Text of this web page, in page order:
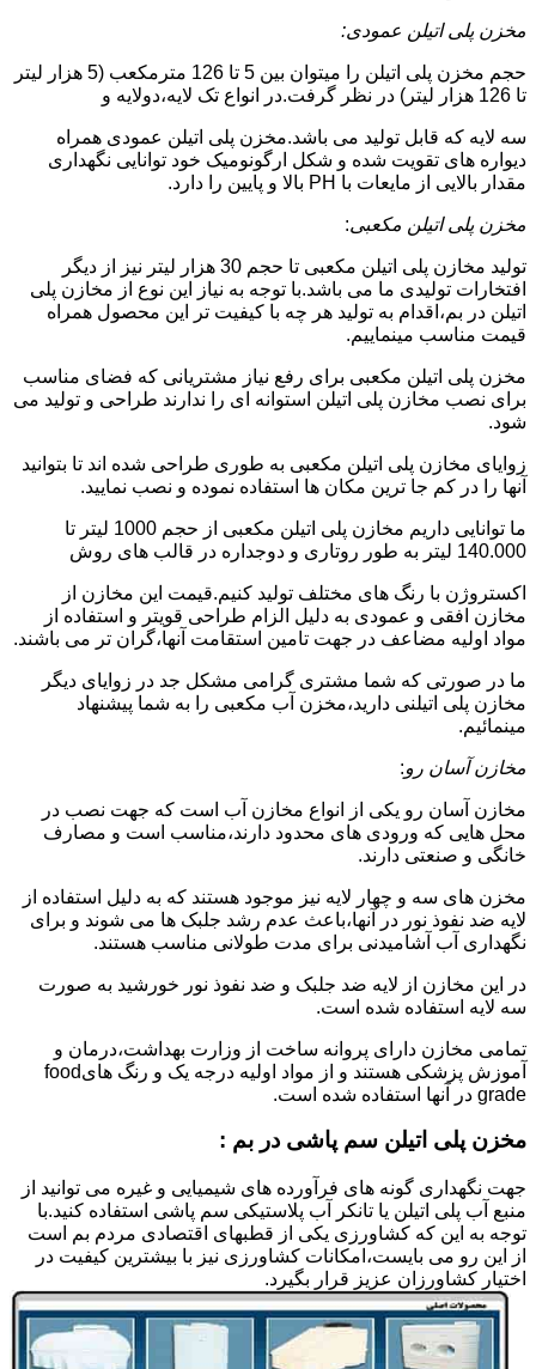
مخزن پلی اتیلن عمودی:
حجم مخزن پلی اتیلن را میتوان بین 5 تا 126 مترمکعب (5 هزار لیتر
تا 126 هزار لیتر) در نظر گرفت.در انواع تک لایه،دولایه و
سه لایه که قابل تولید می باشد.مخزن پلی اتیلن عمودی همراه
دیواره های تقویت شده و شکل ارگونومیک خود توانایی نگهداری
مقدار بالایی از مایعات با PH بالا و پایین را دارد.
مخزن پلی اتیلن مکعبی:
تولید مخازن پلی اتیلن مکعبی تا حجم 30 هزار لیتر نیز از دیگر
افتخارات تولیدی ما می باشد.با توجه به نیاز این نوع از مخازن پلی
اتیلن در بم،اقدام به تولید هر چه با کیفیت تر این محصول همراه
قیمت مناسب مینماییم.
مخزن پلی اتیلن مکعبی برای رفع نیاز مشتریانی که فضای مناسب
برای نصب مخازن پلی اتیلن استوانه ای را ندارند طراحی و تولید می
شود.
زوایای مخازن پلی اتیلن مکعبی به طوری طراحی شده اند تا بتوانید
آنها را در کم جا ترین مکان ها استفاده نموده و نصب نمایید.
ما توانایی داریم مخازن پلی اتیلن مکعبی از حجم 1000 لیتر تا
140.000 لیتر به طور روتاری و دوجداره در قالب های روش
اکستروژن با رنگ های مختلف تولید کنیم.قیمت این مخازن از
مخازن افقی و عمودی به دلیل الزام طراحی قویتر و استفاده از
مواد اولیه مضاعف در جهت تامین استقامت آنها،گران تر می باشند.
ما در صورتی که شما مشتری گرامی مشکل جد در زوایای دیگر
مخازن پلی اتیلنی دارید،مخزن آب مکعبی را به شما پیشنهاد
مینمائیم.
مخازن آسان رو:
مخازن آسان رو یکی از انواع مخازن آب است که جهت نصب در
محل هایی که ورودی های محدود دارند،مناسب است و مصارف
خانگی و صنعتی دارند.
مخزن های سه و چهار لایه نیز موجود هستند که به دلیل استفاده از
لایه ضد نفوذ نور در آنها،باعث عدم رشد جلبک ها می شوند و برای
نگهداری آب آشامیدنی برای مدت طولانی مناسب هستند.
در این مخازن از لایه ضد جلبک و ضد نفوذ نور خورشید به صورت
سه لایه استفاده شده است.
تمامی مخازن دارای پروانه ساخت از وزارت بهداشت،درمان و
آموزش پزشکی هستند و از مواد اولیه درجه یک و رنگ هایfood
grade در آنها استفاده شده است.
مخزن پلی اتیلن سم پاشی در بم :
جهت نگهداری گونه های فرآورده های شیمیایی و غیره می توانید از
منبع آب پلی اتیلن یا تانکر آب پلاستیکی سم پاشی استفاده کنید.با
توجه به این که کشاورزی یکی از قطبهای اقتصادی مردم بم است
از این رو می بایست،امکانات کشاورزی نیز با بیشترین کیفیت در
اختیار کشاورزان عزیز قرار بگیرد.